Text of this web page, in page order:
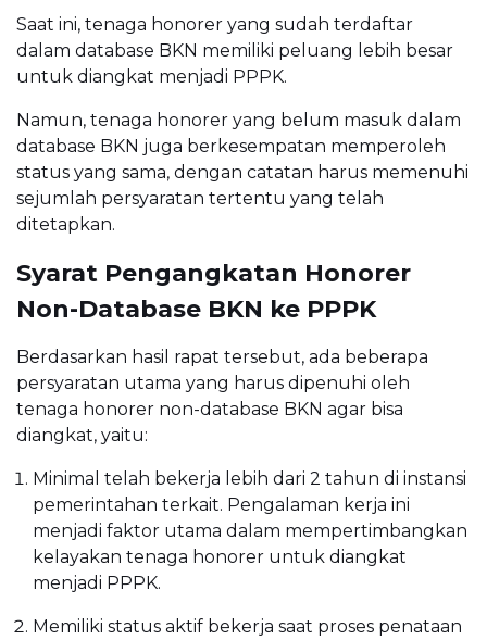
Saat ini, tenaga honorer yang sudah terdaftar
dalam database BKN memiliki peluang lebih besar
untuk diangkat menjadi PPPK.
Namun, tenaga honorer yang belum masuk dalam
database BKN juga berkesempatan memperoleh
status yang sama, dengan catatan harus memenuhi
sejumlah persyaratan tertentu yang telah
ditetapkan.
Syarat Pengangkatan Honorer
Non-Database BKN ke PPPK
Berdasarkan hasil rapat tersebut, ada beberapa
persyaratan utama yang harus dipenuhi oleh
tenaga honorer non-database BKN agar bisa
diangkat, yaitu:
Minimal telah bekerja lebih dari 2 tahun di instansi
pemerintahan terkait. Pengalaman kerja ini
menjadi faktor utama dalam mempertimbangkan
kelayakan tenaga honorer untuk diangkat
menjadi PPPK.
Memiliki status aktif bekerja saat proses penataan